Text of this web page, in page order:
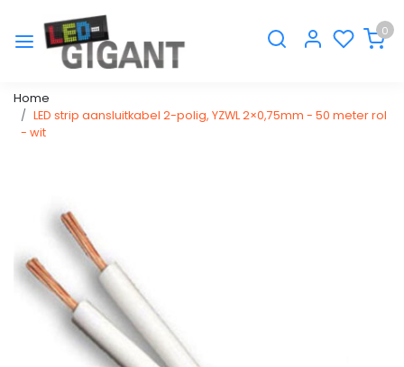
0
Home
LED strip aansluitkabel 2-polig, YZWL 2×0,75mm - 50 meter rol
- wit